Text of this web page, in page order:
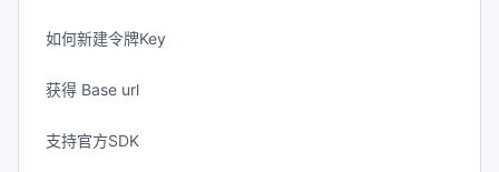
如何新建令牌Key
获得 Base url
支持官方SDK